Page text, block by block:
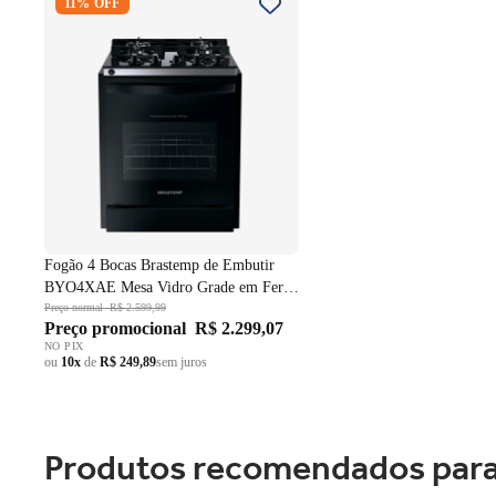
Embutir BYO4XAE Mesa Vidro
Chama Preto Bivolt
11% OFF
Fogão 4 Bocas Brastemp de Embutir
BYO4XAE Mesa Vidro Grade em Ferro
Fundido Dupla Chama Preto Bivolt
Preço normalR$ 2.599,99
Preço promocional R$ 2.299,07
NO PIX
ou 10x de R$ 249,89sem juros
Produtos recomendados